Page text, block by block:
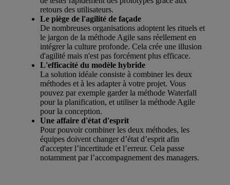
retours des utilisateurs.
Le piège de l'agilité de façade
De nombreuses organisations adoptent les rituels et
le jargon de la méthode Agile sans réellement en
intégrer la culture profonde. Cela crée une illusion
d'agilité mais n'est pas forcément plus efficace.
L'efficacité du modèle hybride
La solution idéale consiste à combiner les deux
méthodes et à les adapter à votre projet. Vous
pouvez par exemple garder la méthode Waterfall
pour la planification, et utiliser la méthode Agile
pour la conception.
Une affaire d'état d'esprit
Pour pouvoir combiner les deux méthodes, les
équipes doivent changer d’état d’esprit afin
d'accepter l’incertitude et l’erreur. Cela passe
notamment par l’accompagnement des managers.